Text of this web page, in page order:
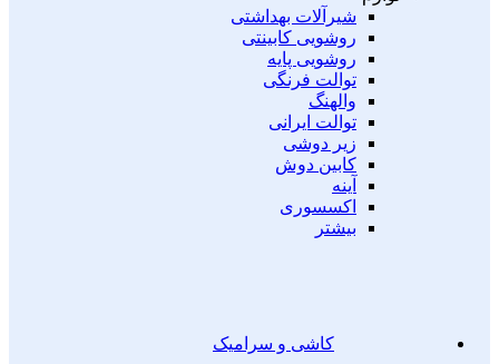
شیرآلات بهداشتی
روشویی کابینتی
روشویی پایه
توالت فرنگی
والهنگ
توالت ایرانی
زیر دوشی
کابین دوش
آینه
اکسسوری
بیشتر
کاشی و سرامیک